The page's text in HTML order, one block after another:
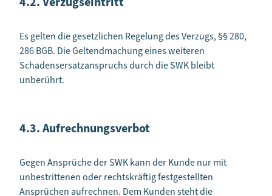
Es gelten die gesetzlichen Regelung des Verzugs, §§ 280,
286 BGB. Die Geltendmachung eines weiteren
Schadensersatzanspruchs durch die SWK bleibt
unberührt.
4.3. Aufrechnungsverbot
Gegen Ansprüche der SWK kann der Kunde nur mit
unbestrittenen oder rechtskräftig festgestellten
Ansprüchen aufrechnen. Dem Kunden steht die